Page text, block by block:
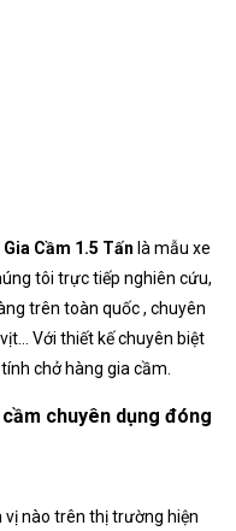
Cầm 1.5 Tấn là mẫu xe
tôi trực tiếp nghiên cứu,
trên toàn quốc , chuyên
Với thiết kế chuyên biệt
chở hàng gia cầm.
chuyên dụng đóng
vị nào trên thị trường hiện